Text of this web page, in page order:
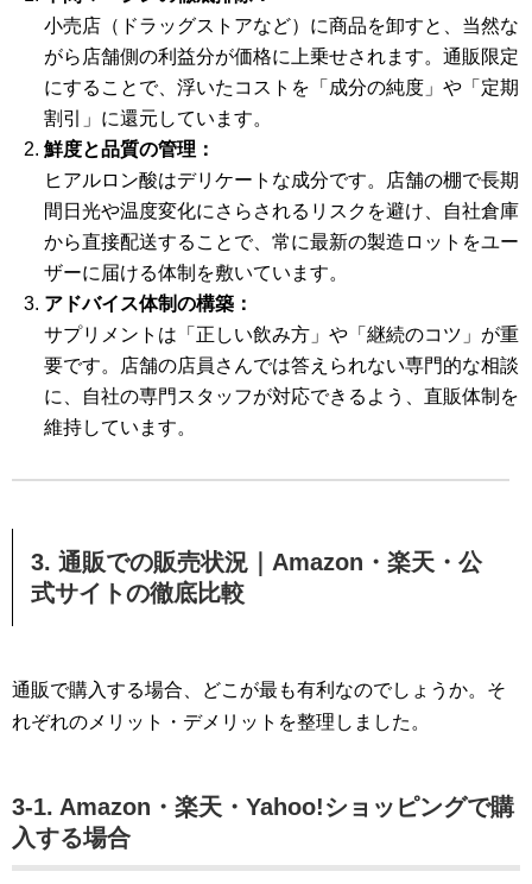
小売店（ドラッグストアなど）に商品を卸すと、当然な
がら店舗側の利益分が価格に上乗せされます。通販限定
にすることで、浮いたコストを「成分の純度」や「定期
割引」に還元しています。
鮮度と品質の管理：
ヒアルロン酸はデリケートな成分です。店舗の棚で長期
間日光や温度変化にさらされるリスクを避け、自社倉庫
から直接配送することで、常に最新の製造ロットをユー
ザーに届ける体制を敷いています。
アドバイス体制の構築：
サプリメントは「正しい飲み方」や「継続のコツ」が重
要です。店舗の店員さんでは答えられない専門的な相談
に、自社の専門スタッフが対応できるよう、直販体制を
維持しています。
3. 通販での販売状況｜Amazon・楽天・公
式サイトの徹底比較
通販で購入する場合、どこが最も有利なのでしょうか。そ
れぞれのメリット・デメリットを整理しました。
3-1. Amazon・楽天・Yahoo!ショッピングで購
入する場合